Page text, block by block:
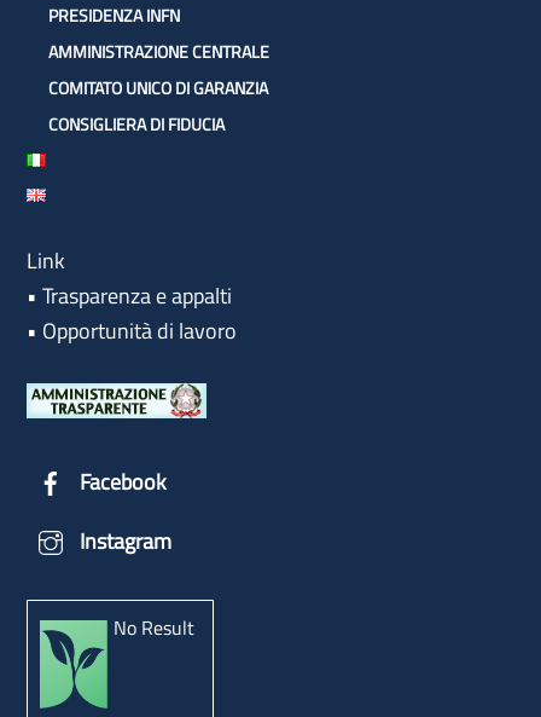
PRESIDENZA INFN
AMMINISTRAZIONE CENTRALE
COMITATO UNICO DI GARANZIA
CONSIGLIERA DI FIDUCIA
Link
•Trasparenza e appalti
• Opportunità di lavoro
Facebook
Instagram
No Result